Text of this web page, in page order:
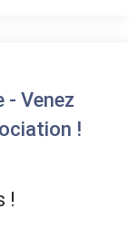
- Venez
!
!